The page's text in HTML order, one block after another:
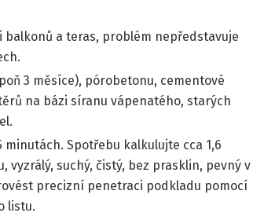
balkonů a teras, problém nepředstavuje
3 měsíce), pórobetonu, cementové
na bázi síranu vápenatého, starých
Spotřebu kalkulujte cca 1,6
suchý, čistý, bez prasklin, pevný v
precizní penetraci podkladu pomocí
listu.